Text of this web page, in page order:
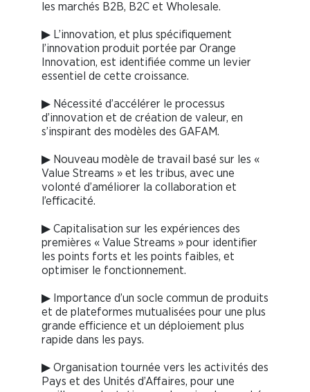
les marchés B2B, B2C et Wholesale.
▶ L’innovation, et plus spécifiquement
l’innovation produit portée par Orange
Innovation, est identifiée comme un levier
essentiel de cette croissance.
▶ Nécessité d’accélérer le processus
d’innovation et de création de valeur, en
s’inspirant des modèles des GAFAM.
▶ Nouveau modèle de travail basé sur les «
Value Streams » et les tribus, avec une
volonté d’améliorer la collaboration et
l’efficacité.
▶ Capitalisation sur les expériences des
premières « Value Streams » pour identifier
les points forts et les points faibles, et
optimiser le fonctionnement.
▶ Importance d’un socle commun de produits
et de plateformes mutualisées pour une plus
grande efficience et un déploiement plus
rapide dans les pays.
▶ Organisation tournée vers les activités des
Pays et des Unités d’Affaires, pour une